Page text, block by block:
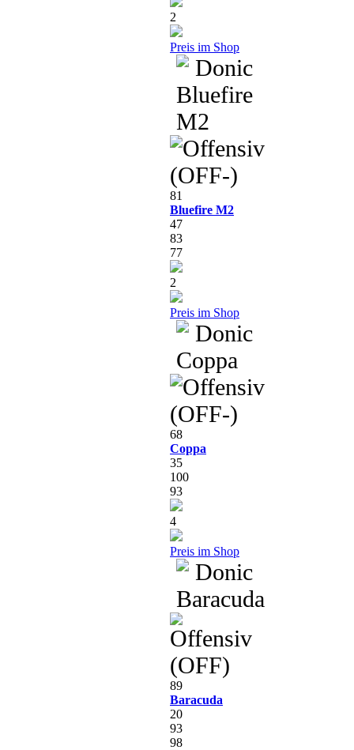
2
Preis im Shop
81
Bluefire M2
47
83
77
2
Preis im Shop
68
Coppa
35
100
93
4
Preis im Shop
89
Baracuda
20
93
98